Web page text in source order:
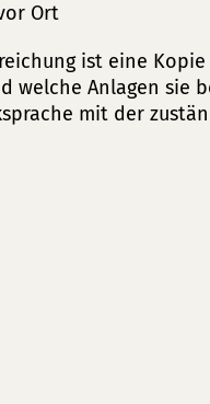
Ort
ist eine
welche Anlagen sie
mit der